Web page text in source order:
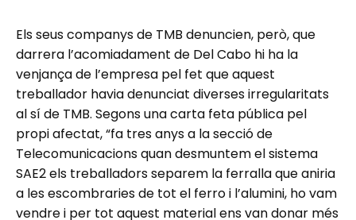
Els seus companys de TMB denuncien, però, que
darrera l’acomiadament de Del Cabo hi ha la
venjança de l’empresa pel fet que aquest
treballador havia denunciat diverses irregularitats
al sí de TMB. Segons una carta feta pública pel
propi afectat, “fa tres anys a la secció de
Telecomunicacions quan desmuntem el sistema
SAE2 els treballadors separem la ferralla que aniria
a les escombraries de tot el ferro i l’alumini, ho vam
vendre i per tot aquest material ens van donar més